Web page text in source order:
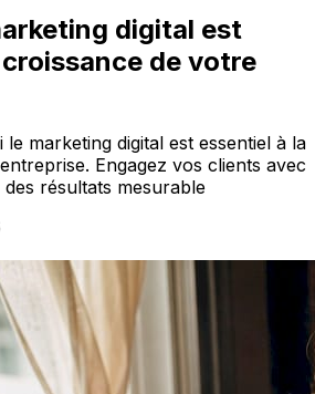
digital est
de votre
marketing digital est essentiel à la
Engagez vos clients avec
résultats mesurable